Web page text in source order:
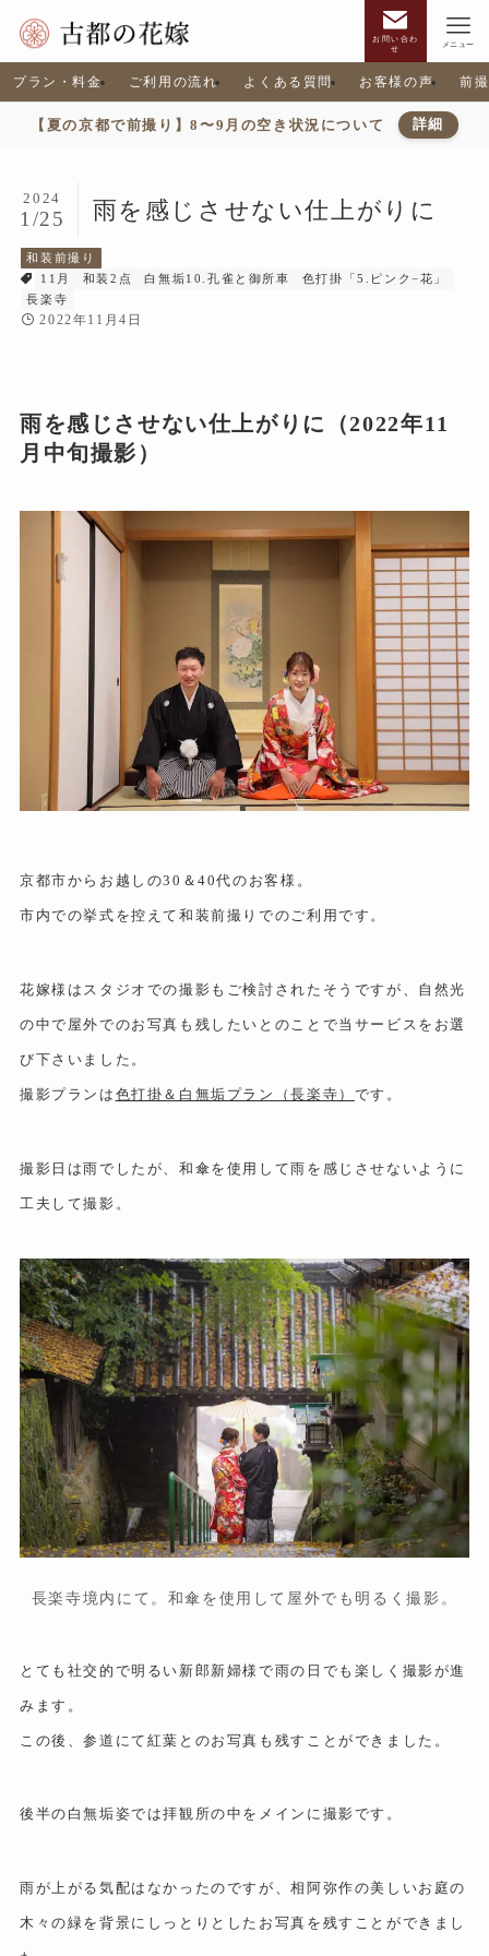
お問い合わ
せ
メニュー
プラン・料金 ご利用の流れ よくある質問 お客様の声 前
【夏の京都で前撮り】8〜9月の空き状況について 詳細
雨を感じさせない仕上がりに
2024
1/25
和装前撮り
11月
和装2点 白無垢10.孔雀と御所車
色打掛「5.ピンク−花」
長楽寺
2022年11月4日
雨を感じさせない仕上がりに（2022年11
月中旬撮影）
京都市からお越しの30＆40代のお客様。
市内での挙式を控えて和装前撮りでのご利用です。
花嫁様はスタジオでの撮影もご検討されたそうですが、自然光
の中で屋外でのお写真も残したいとのことで当サービスをお選
び下さいました。
撮影プランは 色打掛＆白無垢プラン（長楽寺） です。
撮影日は雨でしたが、和傘を使用して雨を感じさせないように
工夫して撮影。
長楽寺境内にて。和傘を使用して屋外でも明るく撮影。
とても社交的で明るい新郎新婦様で雨の日でも楽しく撮影が進
みます。
この後、参道にて紅葉とのお写真も残すことができました。
後半の白無垢姿では拝観所の中をメインに撮影です。
雨が上がる気配はなかったのですが、相阿弥作の美しいお庭の
木々の緑を背景にしっとりとしたお写真を残すことができまし